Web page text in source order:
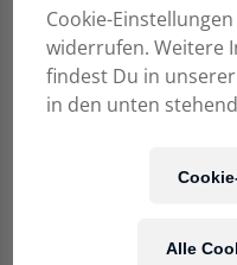
Cookie-
widerrufen. Weitere
findest Du in unserer
in den unten
Alle